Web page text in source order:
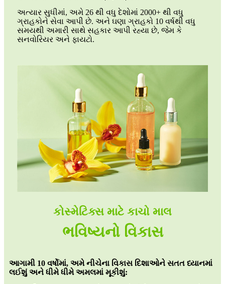
અત્યાર સુધીમાં, અમે 26 થી વધુ દેશોમાં 2000+ થી વધુ
ગ્રાહકોને સેવા આપી છે. અને ઘણા ગ્રાહકો 10 વર્ષથી વધુ
સમયથી અમારી સાથે સહકાર આપી રહ્યા છે, જેમ કે
સનવોરિયર અને ફાયટો.
કોસ્મેટિક્સ માટે કાચો માલ
ભવિષ્યનો વિકાસ
આગામી 10 વર્ષોમાં, અમે નીચેના વિકાસ દિશાઓને સતત ધ્યાનમાં
લઈશું અને ધીમે ધીમે અમલમાં મૂકીશું: